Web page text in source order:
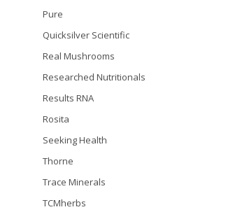
Pure
Quicksilver Scientific
Real Mushrooms
Researched Nutritionals
Results RNA
Rosita
Seeking Health
Thorne
Trace Minerals
TCMherbs